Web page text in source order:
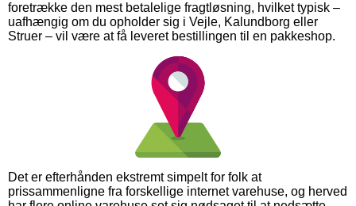
foretrække den mest betalelige fragtløsning, hvilket typisk –
uafhængig om du opholder sig i Vejle, Kalundborg eller
Struer – vil være at få leveret bestillingen til en pakkeshop.
Det er efterhånden ekstremt simpelt for folk at
prissammenligne fra forskellige internet varehuse, og herved